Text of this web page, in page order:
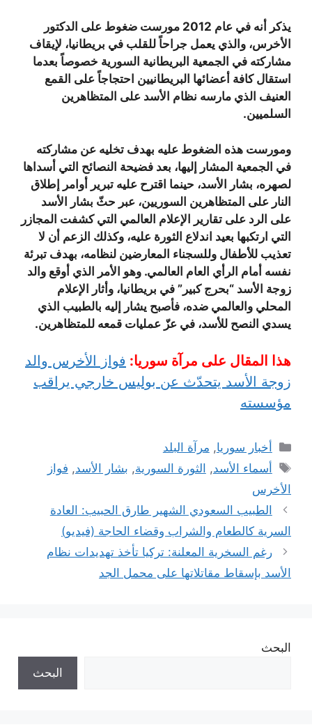
يذكر أنه في عام 2012 مورست ضغوط على الدكتور
الأخرس، والذي يعمل جراحاً للقلب في بريطانيا، لإيقاف
مشاركته في الجمعية البريطانية السورية خصوصاً بعدما
استقال كافة أعضائها البريطانيين احتجاجاً على القمع
العنيف الذي مارسه نظام الأسد على المتظاهرين
السلميين.
ومورست هذه الضغوط عليه بهدف تخليه عن مشاركته
في الجمعية المشار إليها، بعد فضيحة النصائح التي أسداها
لصهره، بشار الأسد، حينما اقترح عليه تبرير أوامر إطلاق
النار على المتظاهرين السوريين، عبر حثّ بشار الأسد
على الرد على تقارير الإعلام العالمي التي كشفت المجازر
التي ارتكبها بعيد اندلاع الثورة عليه، وكذلك الزعم أن لا
تعذيب للأطفال وللسجناء المعارضين لنظامه، بهدف تبرئة
نفسه أمام الرأي العام العالمي. وهو الأمر الذي أوقع والد
زوجة الأسد “بحرج كبير” في بريطانيا، وأثار الإعلام
المحلي والعالمي ضده، فأصبح يشار إليه بالطبيب الذي
يسدي النصح للأسد، في عزّ عمليات قمعه للمتظاهرين.
هذا المقال على مرآة سوريا: فواز الأخرس والد
زوجة الأسد يتحدّث عن بوليس خارجي يراقب
مؤسسته
التصنيفات
أخبار سوريا, مرآة البلد
الوسوم
أسماء الأسد, الثورة السورية, بشار الأسد, فواز
الأخرس
الطبيب السعودي الشهير طارق الحبيب: العادة
السرية كالطعام والشراب وقضاء الحاجة (فيديو)
رغم السخرية المعلنة: تركيا تأخذ تهديدات نظام
الأسد بإسقاط مقاتلاتها على محمل الجد
البحث
البحث